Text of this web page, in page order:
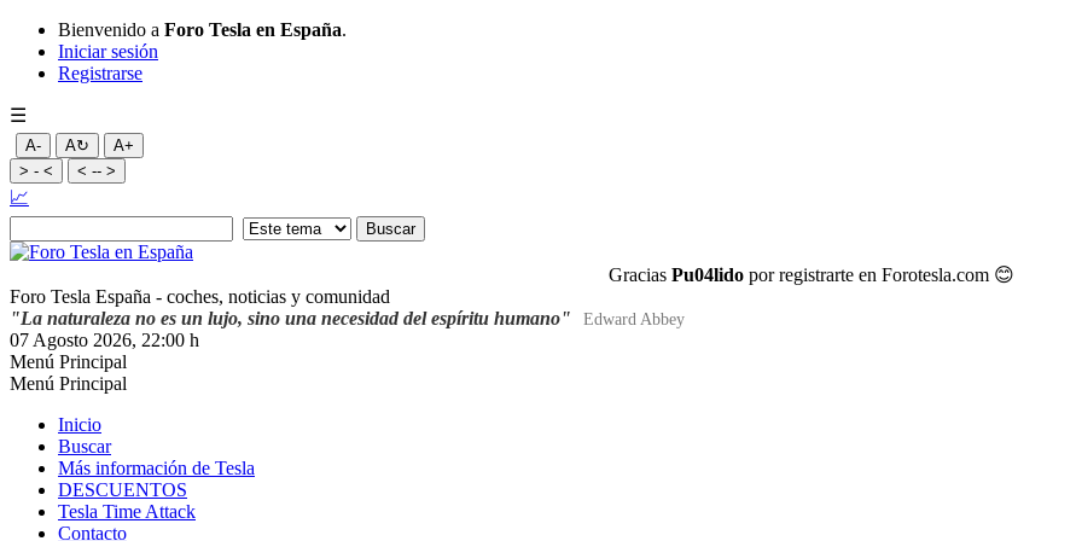
Bienvenido a Foro Tesla en España.
Iniciar sesión
Registrarse
☰
A- A↻
A+
> - <
< -- >
📈
Gracias Pu04lido por registrarte en Forotesla.com 😊
Foro Tesla España - coches, noticias y comunidad
"La naturaleza no es un lujo, sino una necesidad del espíritu humano"
Edward Abbey
07 Agosto 2026, 22:00 h
Menú Principal
Menú Principal
Inicio
Buscar
Más información de Tesla
DESCUENTOS
Tesla Time Attack
Contacto